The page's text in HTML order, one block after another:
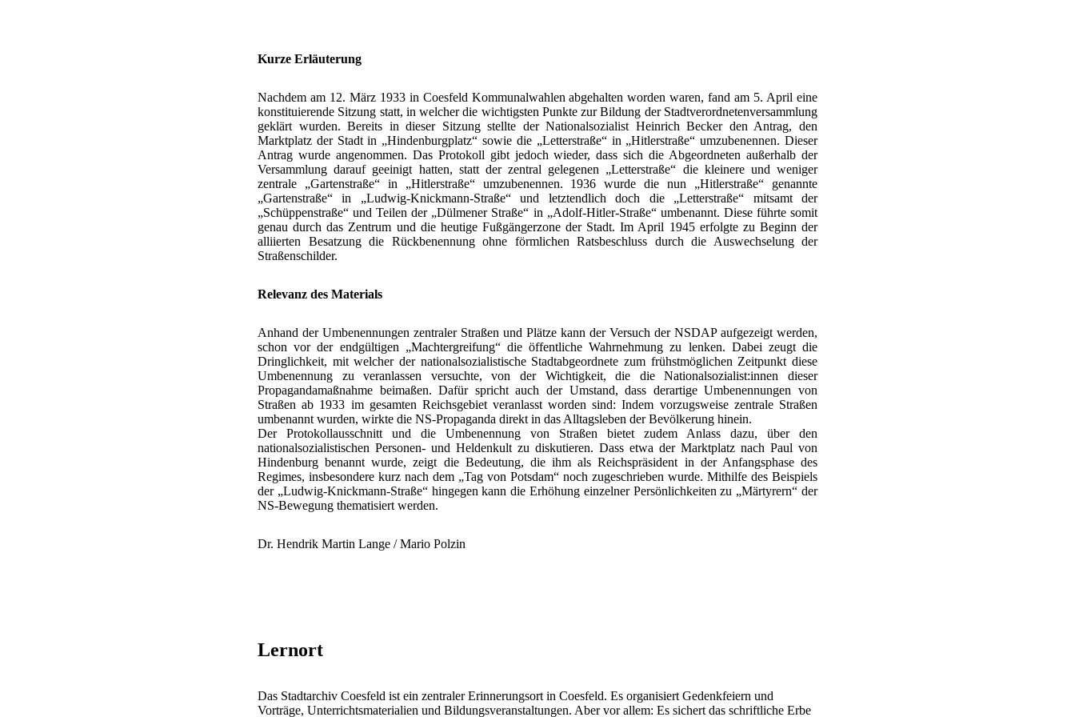
Kurze Erläuterung
Nachdem am 12. März 1933 in Coesfeld Kommunalwahlen abgehalten worden waren, fand am 5. April eine
konstituierende Sitzung statt, in welcher die wichtigsten Punkte zur Bildung der Stadtverordnetenversammlung
geklärt wurden. Bereits in dieser Sitzung stellte der Nationalsozialist Heinrich Becker den Antrag, den
Marktplatz der Stadt in „Hindenburgplatz“ sowie die „Letterstraße“ in „Hitlerstraße“ umzubenennen. Dieser
Antrag wurde angenommen. Das Protokoll gibt jedoch wieder, dass sich die Abgeordneten außerhalb der
Versammlung darauf geeinigt hatten, statt der zentral gelegenen „Letterstraße“ die kleinere und weniger
zentrale „Gartenstraße“ in „Hitlerstraße“ umzubenennen. 1936 wurde die nun „Hitlerstraße“ genannte
„Gartenstraße“ in „Ludwig-Knickmann-Straße“ und letztendlich doch die „Letterstraße“ mitsamt der
„Schüppenstraße“ und Teilen der „Dülmener Straße“ in „Adolf-Hitler-Straße“ umbenannt. Diese führte somit
genau durch das Zentrum und die heutige Fußgängerzone der Stadt. Im April 1945 erfolgte zu Beginn der
alliierten Besatzung die Rückbenennung ohne förmlichen Ratsbeschluss durch die Auswechselung der
Straßenschilder.
Relevanz des Materials
Anhand der Umbenennungen zentraler Straßen und Plätze kann der Versuch der NSDAP aufgezeigt werden,
schon vor der endgültigen „Machtergreifung“ die öffentliche Wahrnehmung zu lenken. Dabei zeugt die
Dringlichkeit, mit welcher der nationalsozialistische Stadtabgeordnete zum frühstmöglichen Zeitpunkt diese
Umbenennung zu veranlassen versuchte, von der Wichtigkeit, die die Nationalsozialist:innen dieser
Propagandamaßnahme beimaßen. Dafür spricht auch der Umstand, dass derartige Umbenennungen von
Straßen ab 1933 im gesamten Reichsgebiet veranlasst worden sind: Indem vorzugsweise zentrale Straßen
umbenannt wurden, wirkte die NS-Propaganda direkt in das Alltagsleben der Bevölkerung hinein.
Der Protokollausschnitt und die Umbenennung von Straßen bietet zudem Anlass dazu, über den
nationalsozialistischen Personen- und Heldenkult zu diskutieren. Dass etwa der Marktplatz nach Paul von
Hindenburg benannt wurde, zeigt die Bedeutung, die ihm als Reichspräsident in der Anfangsphase des
Regimes, insbesondere kurz nach dem „Tag von Potsdam“ noch zugeschrieben wurde. Mithilfe des Beispiels
der „Ludwig-Knickmann-Straße“ hingegen kann die Erhöhung einzelner Persönlichkeiten zu „Märtyrern“ der
NS-Bewegung thematisiert werden.
Dr. Hendrik Martin Lange / Mario Polzin
Lernort
Das Stadtarchiv Coesfeld ist ein zentraler Erinnerungsort in Coesfeld. Es organisiert Gedenkfeiern und
Vorträge, Unterrichtsmaterialien und Bildungsveranstaltungen. Aber vor allem: Es sichert das schriftliche Erbe